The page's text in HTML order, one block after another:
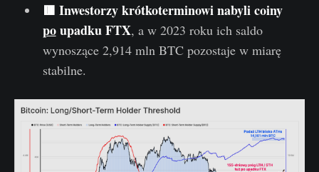
🟥 Inwestorzy krótkoterminowi nabyli coiny
poupadku FTX, a w 2023 roku ich saldo
wynoszące 2,914 mln BTC pozostaje w miarę
stabilne.